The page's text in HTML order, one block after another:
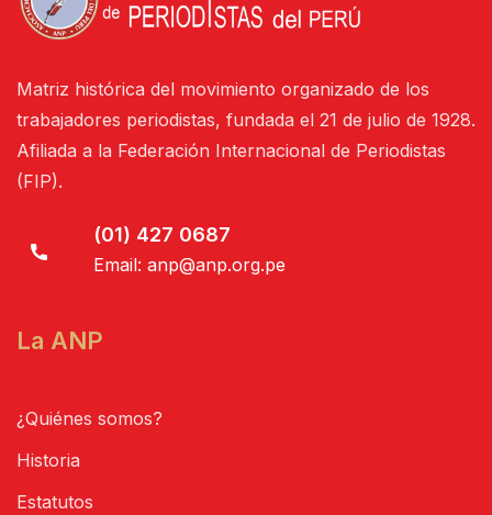
Matriz histórica del movimiento organizado de los
trabajadores periodistas, fundada el 21 de julio de 1928.
Afiliada a la Federación Internacional de Periodistas
(FIP).
(01) 427 0687
Email: anp@anp.org.pe
La ANP
¿Quiénes somos?
Historia
Estatutos